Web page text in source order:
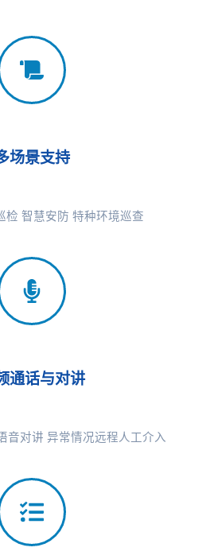
场景支持
检 智慧安防 特种环境巡查
通话与对讲
音对讲 异常情况远程人工介入